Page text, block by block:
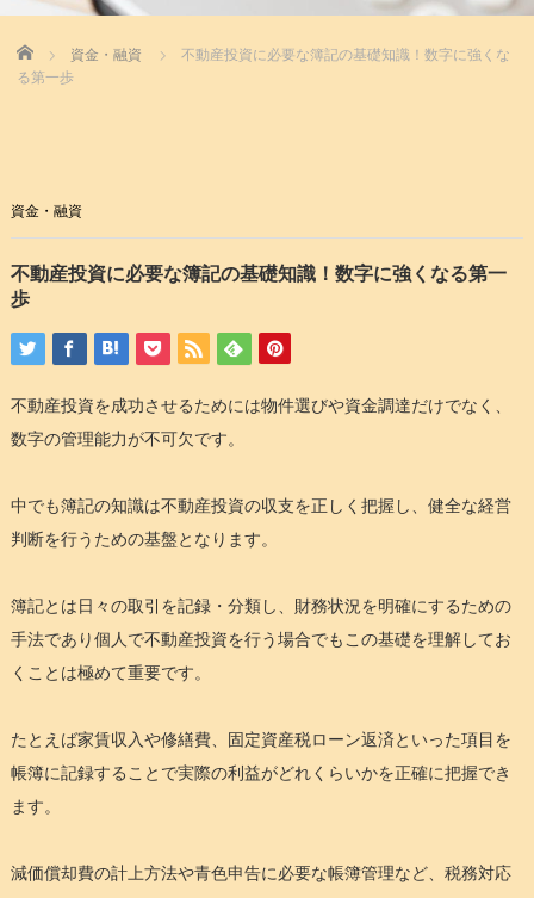
Home 資金・融資
不動産投資に必要な簿記の基礎知識！数字に強くな
る第一歩
資金・融資
不動産投資に必要な簿記の基礎知識！数字に強くなる第一
歩
不動産投資を成功させるためには物件選びや資金調達だけでなく、
数字の管理能力が不可欠です。
中でも簿記の知識は不動産投資の収支を正しく把握し、健全な経営
判断を行うための基盤となります。
簿記とは日々の取引を記録・分類し、財務状況を明確にするための
手法であり個人で不動産投資を行う場合でもこの基礎を理解してお
くことは極めて重要です。
たとえば家賃収入や修繕費、固定資産税ローン返済といった項目を
帳簿に記録することで実際の利益がどれくらいかを正確に把握でき
ます。
減価償却費の計上方法や青色申告に必要な帳簿管理など、税務対応